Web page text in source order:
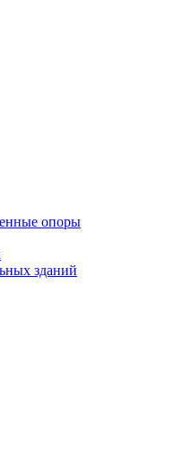
опоры
зданий